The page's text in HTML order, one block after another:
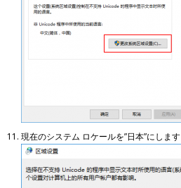
現在のシステム ロケールを”日本”にします